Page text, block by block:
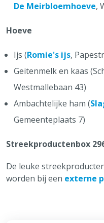
De Meirbloemhoeve,
Hoeve
Ijs (Romie's ijs,
Geitenmelk en kaas
Westmallebaan 43)
Ambachtelijke ham (
Gemeenteplaats 7)
Streekproductenbox
De leuke
worden bij een externe